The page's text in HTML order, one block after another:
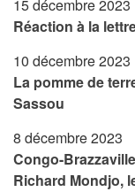
15 décembre 2023
Réaction à la
10 décembre 2023
La pomme de
Sassou
8 décembre 2023
Congo-
Richard Mondjo,